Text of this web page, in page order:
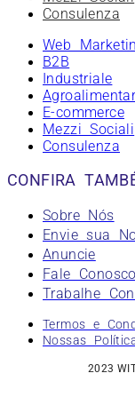
Consulenza
Web
B2B
Industriale
E-commerce
Mezzi Sociali
Consulenza
CONFIRA
Sobre Nós
Envie sua
Anuncie
Fale Conosco
Trabalhe
Termos e
Nossas
2023